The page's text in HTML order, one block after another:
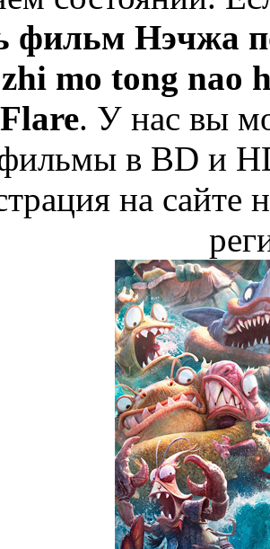
фильм Нэчжа
mo tong nao
. У нас вы
в BD и
на